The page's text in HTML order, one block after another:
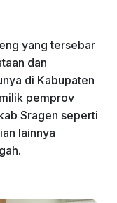
yang tersebar
dan
di Kabupaten
pemprov
Sragen seperti
lainnya